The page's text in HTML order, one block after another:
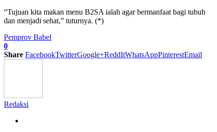
“Tujuan kita makan menu B2SA ialah agar bermanfaat bagi tubuh
dan menjadi sehat,” tuturnya. (*)
Pemprov Babel
0
Share FacebookTwitterGoogle+ReddItWhatsAppPinterestEmail
Redaksi